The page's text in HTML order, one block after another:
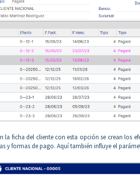
la ficha del cliente con esta opción se crean los
y formas de pago. Aquí también influye el